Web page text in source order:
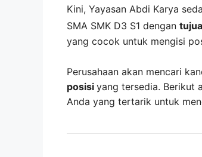
Kini, Yayasan Abdi Karya
SMA SMK D3 S1 dengan
yang cocok untuk mengisi
Perusahaan akan mencari
posisi yang tersedia. Berikut
Anda yang tertarik untuk